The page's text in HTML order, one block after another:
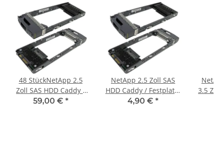
48 StückNetApp 2.5
Zoll SAS HDD Caddy /
Festplatte Rahmen
59,00 € *
NetApp 2.5 Zoll SAS
HDD Caddy / Festplatte
Rahmen 111-00721+A0
4,90 € *
3.5